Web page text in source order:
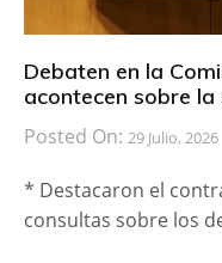
Debaten en la
acontecen sobre
Posted On: 29 Julio, 2026
* Destacaron el
consultas sobre los